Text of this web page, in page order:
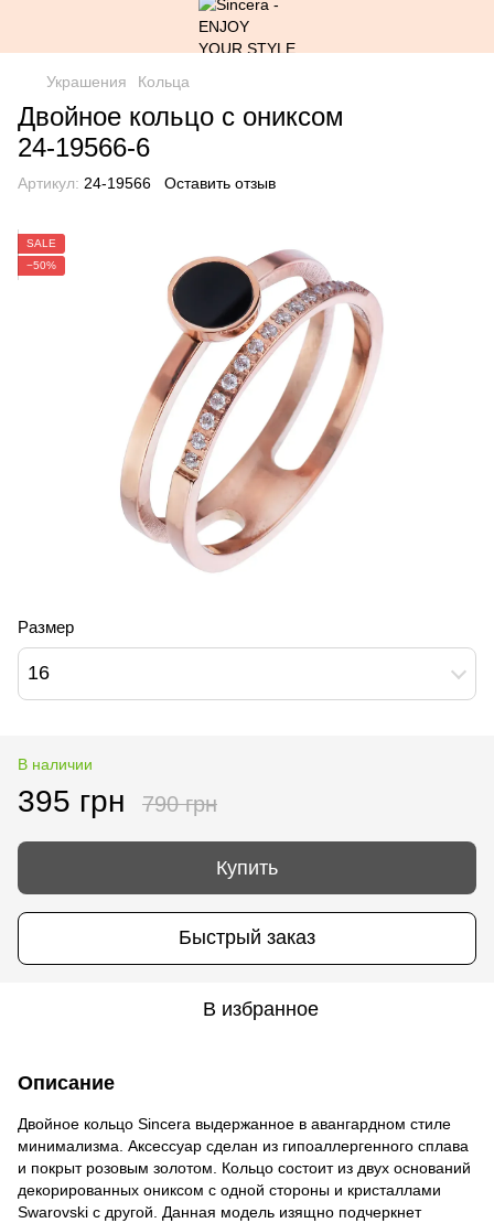
Украшения Кольца
Двойное кольцо с ониксом
24-19566-6
Артикул: 24-19566 Оставить отзыв
SALE
−50%
Размер
16
В наличии
395 грн 790 грн
Купить
Быстрый заказ
В избранное
Описание
Двойное кольцо Sincera выдержанное в авангардном стиле
минимализма. Аксессуар сделан из гипоаллергенного сплава
и покрыт розовым золотом. Кольцо состоит из двух оснований
декорированных ониксом с одной стороны и кристаллами
Swarovski с другой. Данная модель изящно подчеркнет